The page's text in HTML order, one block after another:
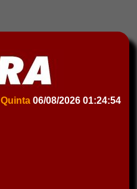
Quinta 06/08/2026 01:24:54